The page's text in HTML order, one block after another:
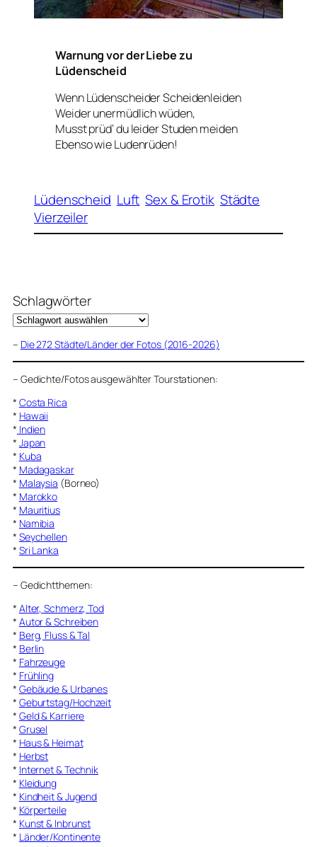
Warnung vor der Liebe zu
Lüdenscheid
Wenn Lüdenscheider Scheidenleiden
Weider unermüdlich wüden,
Musst prüd‘ du leider Studen meiden
Ebenso wie Ludenrüden!
Lüdenscheid Luft Sex & Erotik Städte
Vierzeiler
Schlagwörter
– Die 272 Städte/Länder der Fotos (2016-2026)
– Gedichte/Fotos ausgewählter Tourstationen:
* Costa Rica
* Hawaii
* Indien
* Japan
* Kuba
* Madagaskar
* Malaysia (Borneo)
* Marokko
* Mauritius
* Namibia
* Seychellen
* Sri Lanka
– Gedichtthemen:
* Alter, Schmerz, Tod
* Autor & Schreiben
* Berg, Fluss & Tal
* Berlin
* Fahrzeuge
* Frühling
* Gebäude & Urbanes
* Geburtstag/Hochzeit
* Geld & Karriere
* Grusel
* Haus & Heimat
* Herbst
* Internet & Technik
* Kleidung
* Kindheit & Jugend
* Körperteile
* Kunst & Inbrunst
* Länder/Kontinente